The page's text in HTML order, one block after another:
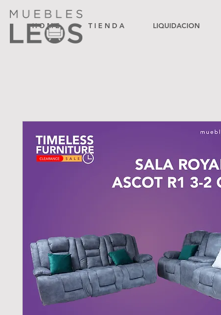
H O M E T I E N D A LIQUIDACION